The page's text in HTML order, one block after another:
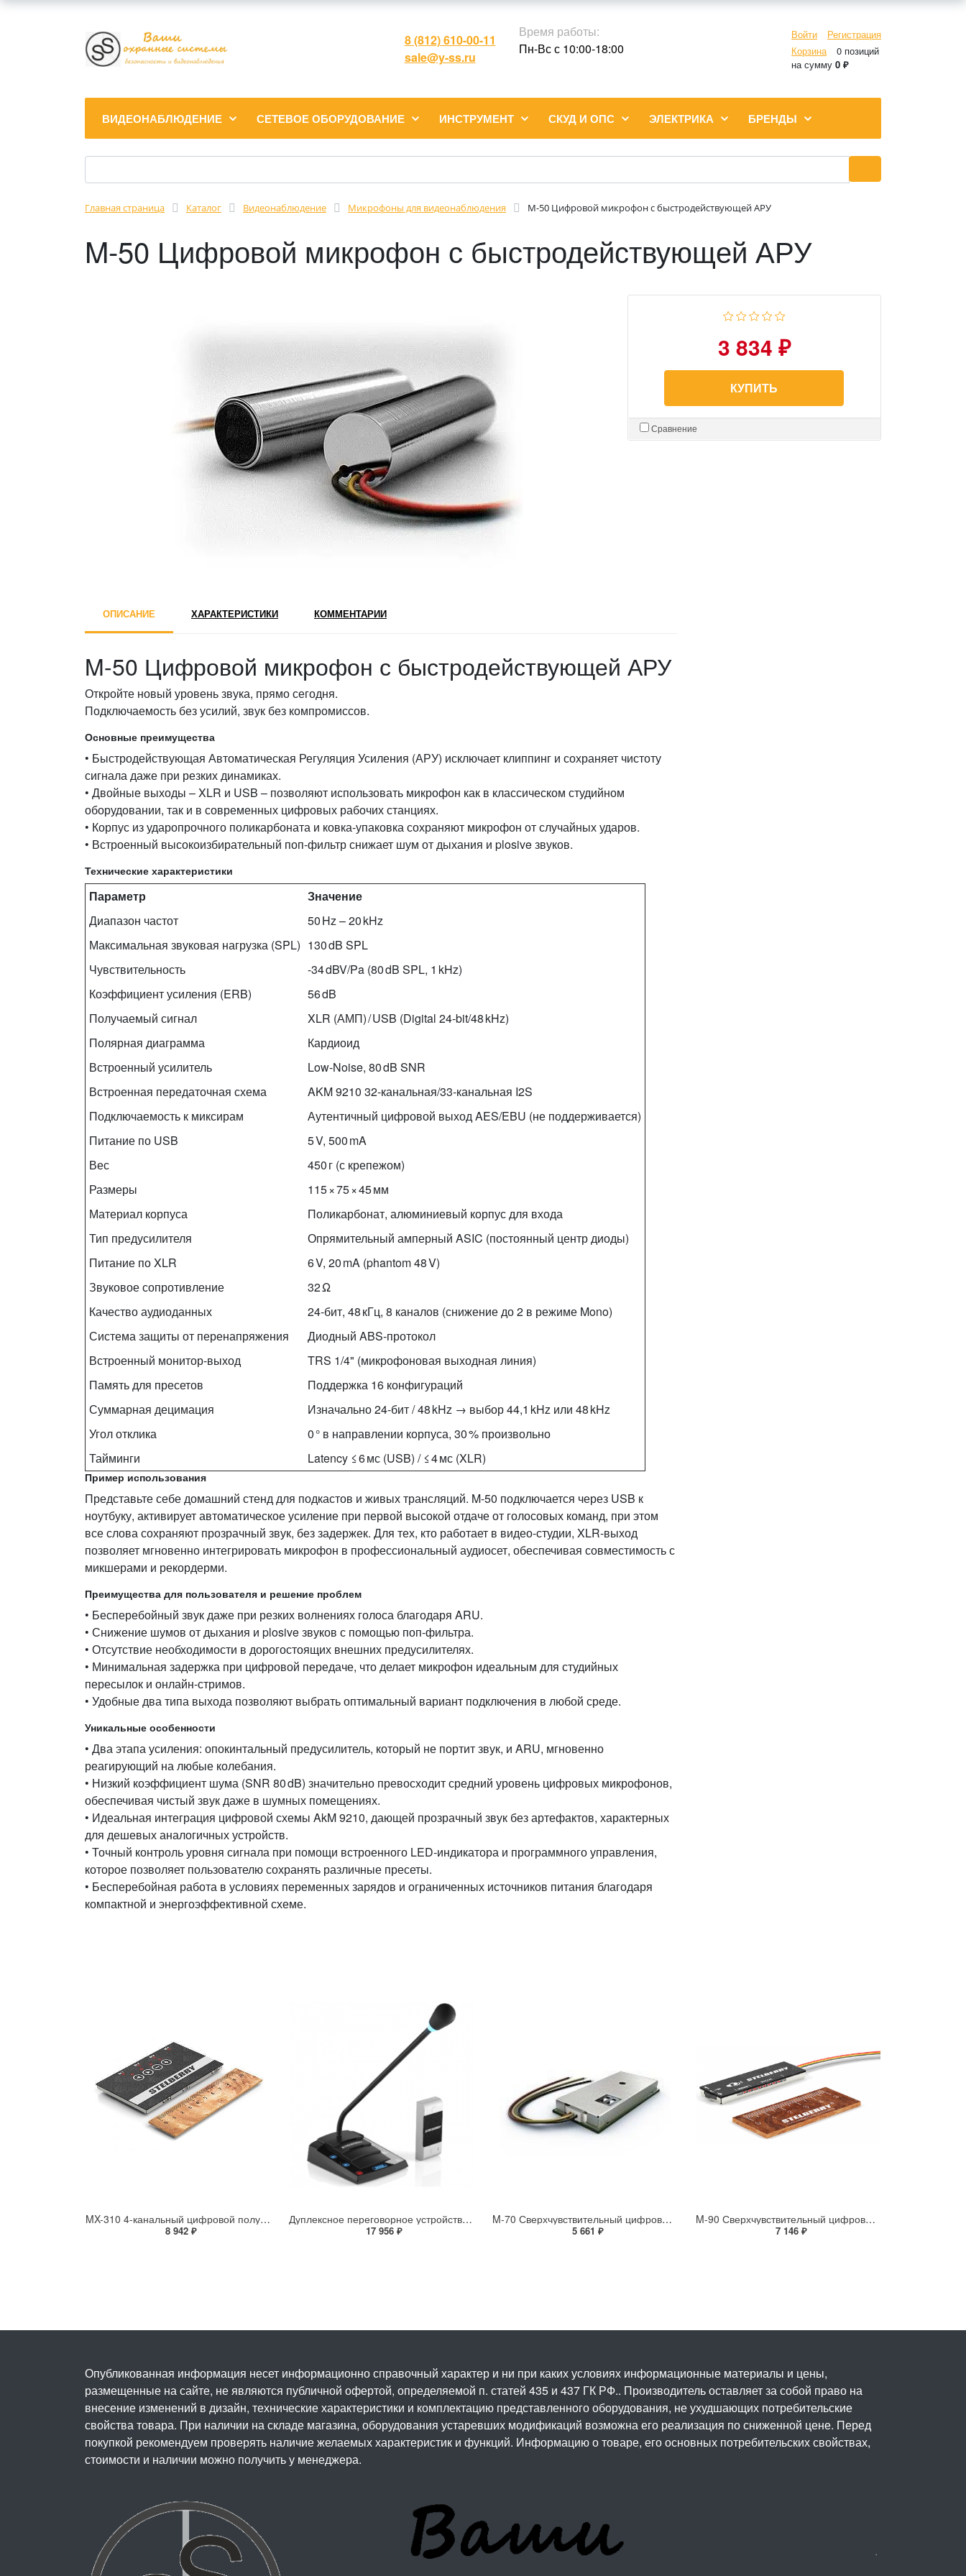
Войти
Регистрация
Корзина
0 позиций
на сумму 0 ₽
8 (812) 610-00-11
sale@y-ss.ru
Время работы:
Пн-Вс с 10:00-18:00
ВИДЕОНАБЛЮДЕНИЕ СЕТЕВОЕ ОБОРУДОВАНИЕ ИНСТРУМЕНТ СКУД И ОПС ЭЛЕКТРИКА БРЕНДЫ
Главная страница Каталог Видеонаблюдение Микрофоны для видеонаблюдения M-50 Цифровой микрофон с быстродействующей АРУ
M-50 Цифровой микрофон с быстродействующей АРУ
3 834 ₽
КУПИТЬ
Сравнение
ОПИСАНИЕ ХАРАКТЕРИСТИКИ КОММЕНТАРИИ
M-50 Цифровой микрофон с быстродействующей АРУ
Откройте новый уровень звука, прямо сегодня.
Подключаемость без усилий, звук без компромиссов.
Основные преимущества
• Быстродействующая Автоматическая Регуляция Усиления (АРУ) исключает клиппинг и сохраняет чистоту
сигнала даже при резких динамиках.
• Двойные выходы – XLR и USB – позволяют использовать микрофон как в классическом студийном
оборудовании, так и в современных цифровых рабочих станциях.
• Корпус из ударопрочного поликарбоната и ковка‑упаковка сохраняют микрофон от случайных ударов.
• Встроенный высокоизбирательный поп‑фильтр снижает шум от дыхания и plosive звуков.
Технические характеристики
Параметр
Значение
Диапазон частот
50 Hz – 20 kHz
Максимальная звуковая нагрузка (SPL) 130 dB SPL
Чувствительность
-34 dBV/Pa (80 dB SPL, 1 kHz)
Коэффициент усиления (ERB)
56 dB
Получаемый сигнал
XLR (АМП) / USB (Digital 24‑bit/48 kHz)
Полярная диаграмма
Кардиоид
Встроенный усилитель
Low‑Noise, 80 dB SNR
Встроенная передаточная схема
AKM 9210 32‑канальная/33‑канальная I2S
Подключаемость к миксирам
Аутентичный цифровой выход AES/EBU (не поддерживается)
Питание по USB
5 V, 500 mA
Вес
450 г (с крепежом)
Размеры
115 × 75 × 45 мм
Материал корпуса
Поликарбонат, алюминиевый корпус для входа
Тип предусилителя
Опрямительный амперный ASIC (постоянный центр диоды)
Питание по XLR
6 V, 20 mA (phantom 48 V)
Звуковое сопротивление
32 Ω
Качество аудиоданных
24‑бит, 48 кГц, 8 каналов (снижение до 2 в режиме Mono)
Система защиты от перенапряжения
Диодный ABS‑протокол
Встроенный монитор‑выход
TRS 1/4" (микрофоновая выходная линия)
Память для пресетов
Поддержка 16 конфигураций
Суммарная децимация
Изначально 24‑бит / 48 kHz → выбор 44,1 kHz или 48 kHz
Угол отклика
0 ° в направлении корпуса, 30 % произвольно
Тайминги
Latency ≤ 6 мс (USB) / ≤ 4 мс (XLR)
Пример использования
Представьте себе домашний стенд для подкастов и живых трансляций. M-50 подключается через USB к
ноутбуку, активирует автоматическое усиление при первой высокой отдаче от голосовых команд, при этом
все слова сохраняют прозрачный звук, без задержек. Для тех, кто работает в видео‑студии, XLR‑выход
позволяет мгновенно интегрировать микрофон в профессиональный аудиосет, обеспечивая совместимость с
микшерами и рекордерми.
Преимущества для пользователя и решение проблем
• Бесперебойный звук даже при резких волнениях голоса благодаря ARU.
• Снижение шумов от дыхания и plosive звуков с помощью поп‑фильтра.
• Отсутствие необходимости в дорогостоящих внешних предусилителях.
• Минимальная задержка при цифровой передаче, что делает микрофон идеальным для студийных
пересылок и онлайн‑стримов.
• Удобные два типа выхода позволяют выбрать оптимальный вариант подключения в любой среде.
Уникальные особенности
• Два этапа усиления: опокинтальный предусилитель, который не портит звук, и ARU, мгновенно
реагирующий на любые колебания.
• Низкий коэффициент шума (SNR 80 dB) значительно превосходит средний уровень цифровых микрофонов,
обеспечивая чистый звук даже в шумных помещениях.
• Идеальная интеграция цифровой схемы AkM 9210, дающей прозрачный звук без артефактов, характерных
для дешевых аналогичных устройств.
• Точный контроль уровня сигнала при помощи встроенного LED‑индикатора и программного управления,
которое позволяет пользователю сохранять различные пресеты.
• Бесперебойная работа в условиях переменных зарядов и ограниченных источников питания благодаря
компактной и энергоэффективной схеме.
MX-310 4-канальный цифровой полупрофессиональный микшер звука для смешивания сигналов от активных микрофонов
8 942 ₽
Дуплексное переговорное устройство «клиент-кассир» STELBERRY S-410 с режимом «Симплекс» и аудиовыходом
17 956 ₽
M-70 Сверхчувствительный цифровой MEMS микрофон с голосовым диапазоном
5 661 ₽
M-90 Сверхчувствительный цифровой микрофон с регулировкой параметров
7 146 ₽
Опубликованная информация несет информационно справочный характер и ни при каких условиях информационные материалы и цены,
размещенные на сайте, не являются публичной офертой, определяемой п. статей 435 и 437 ГК РФ.. Производитель оставляет за собой право на
внесение изменений в дизайн, технические характеристики и комплектацию представленного оборудования, не ухудшающих потребительские
свойства товара. При наличии на складе магазина, оборудования устаревших модификаций возможна его реализация по сниженной цене. Перед
покупкой рекомендуем проверять наличие желаемых характеристик и функций. Информацию о товаре, его основных потребительских свойствах,
стоимости и наличии можно получить у менеджера.